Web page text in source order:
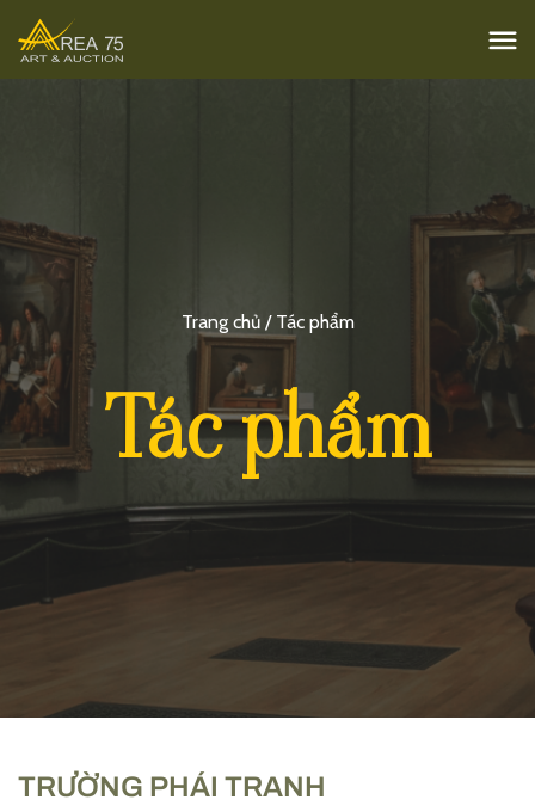
Trang chủ / Tác phẩm
Tác phẩm
TRƯỜNG PHÁI TRANH